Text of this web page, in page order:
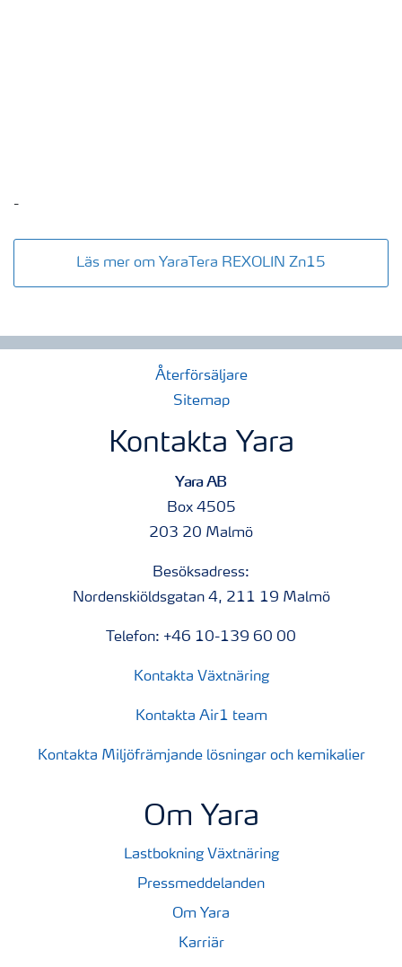
-
Läs mer om YaraTera REXOLIN Zn15
Återförsäljare
Sitemap
Kontakta Yara
Yara AB
Box 4505
203 20 Malmö
Besöksadress:
Nordenskiöldsgatan 4, 211 19 Malmö
Telefon: +46 10-139 60 00
Kontakta Växtnäring
Kontakta Air1 team
Kontakta Miljöfrämjande lösningar och kemikalier
Om Yara
Lastbokning Växtnäring
Pressmeddelanden
Om Yara
Karriär